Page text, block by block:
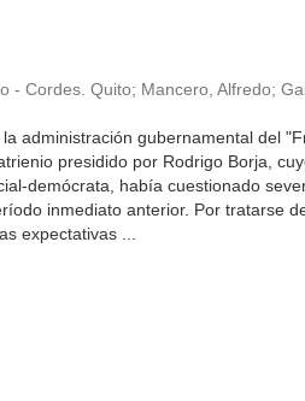
- Cordes. Quito; Mancero, Alfredo;
administración gubernamental del
presidido por Rodrigo Borja,
demócrata, había cuestionado
inmediato anterior. Por tratarse
expectativas ...